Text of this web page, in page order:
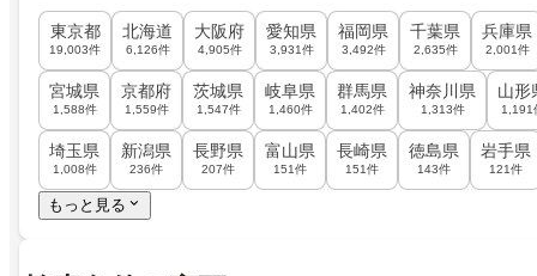
東京都
19,003件
北海道
6,126件
大阪府
4,905件
愛知県
3,931件
福岡県
3,492件
千葉県
2,635件
兵庫県
2,001件
宮城県
1,588件
京都府
1,559件
茨城県
1,547件
岐阜県
1,460件
群馬県
1,402件
神奈川県
1,313件
山形
1,191
埼玉県
1,008件
新潟県
236件
長野県
207件
富山県
151件
長崎県
151件
徳島県
143件
岩手県
121件
もっと見る